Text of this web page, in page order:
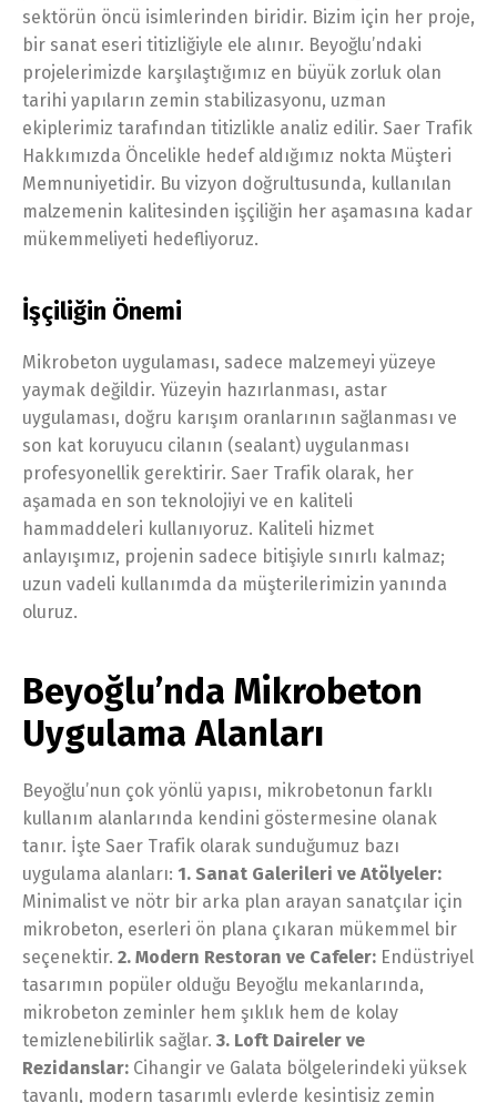
sektörün öncü isimlerinden biridir. Bizim için her proje,
bir sanat eseri titizliğiyle ele alınır. Beyoğlu’ndaki
projelerimizde karşılaştığımız en büyük zorluk olan
tarihi yapıların zemin stabilizasyonu, uzman
ekiplerimiz tarafından titizlikle analiz edilir. Saer Trafik
Hakkımızda Öncelikle hedef aldığımız nokta Müşteri
Memnuniyetidir. Bu vizyon doğrultusunda, kullanılan
malzemenin kalitesinden işçiliğin her aşamasına kadar
mükemmeliyeti hedefliyoruz.
İşçiliğin Önemi
Mikrobeton uygulaması, sadece malzemeyi yüzeye
yaymak değildir. Yüzeyin hazırlanması, astar
uygulaması, doğru karışım oranlarının sağlanması ve
son kat koruyucu cilanın (sealant) uygulanması
profesyonellik gerektirir. Saer Trafik olarak, her
aşamada en son teknolojiyi ve en kaliteli
hammaddeleri kullanıyoruz. Kaliteli hizmet
anlayışımız, projenin sadece bitişiyle sınırlı kalmaz;
uzun vadeli kullanımda da müşterilerimizin yanında
oluruz.
Beyoğlu’nda Mikrobeton
Uygulama Alanları
Beyoğlu’nun çok yönlü yapısı, mikrobetonun farklı
kullanım alanlarında kendini göstermesine olanak
tanır. İşte Saer Trafik olarak sunduğumuz bazı
uygulama alanları: 1. Sanat Galerileri ve Atölyeler:
Minimalist ve nötr bir arka plan arayan sanatçılar için
mikrobeton, eserleri ön plana çıkaran mükemmel bir
seçenektir. 2. Modern Restoran ve Cafeler: Endüstriyel
tasarımın popüler olduğu Beyoğlu mekanlarında,
mikrobeton zeminler hem şıklık hem de kolay
temizlenebilirlik sağlar. 3. Loft Daireler ve
Rezidanslar: Cihangir ve Galata bölgelerindeki yüksek
tavanlı, modern tasarımlı evlerde kesintisiz zemin